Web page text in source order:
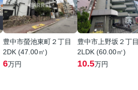
豊中市螢池東町２丁目
2DK (47.00㎡)
6万円
豊中市上野坂２丁目
2LDK (60.00㎡)
10.5万円